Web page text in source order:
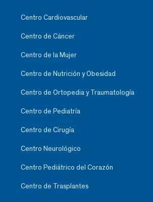
Centro Cardiovascular
Centro de Cáncer
Centro de la Mujer
Centro de Nutrición y Obesidad
Centro de Ortopedia y Traumatología
Centro de Pediatría
Centro de Cirugía
Centro Neurológico
Centro Pediátrico del Corazón
Centro de Trasplantes